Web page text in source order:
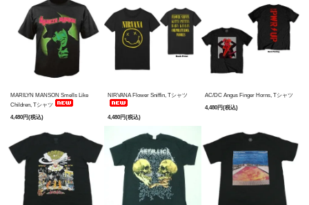
MARILYN MANSON Smells Like
Children, Tシャツ
4,480円(税込)
NIRVANA Flower Sniffin, Tシャツ
4,480円(税込)
AC/DC Angus Finger Horns, Tシャツ
4,480円(税込)